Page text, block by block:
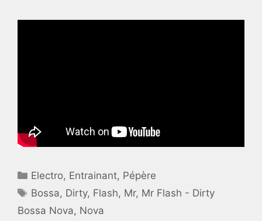
Catégories
Electro, Entrainant, Pépère
Étiquettes
Bossa, Dirty, Flash, Mr, Mr Flash - Dirty
Bossa Nova, Nova